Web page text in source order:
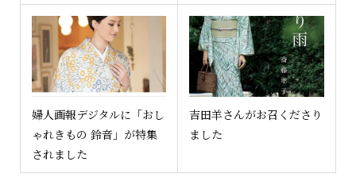
婦人画報デジタルに「おし
ゃれきもの 鈴音」が特集
されました
吉田羊さんがお召くださり
ました